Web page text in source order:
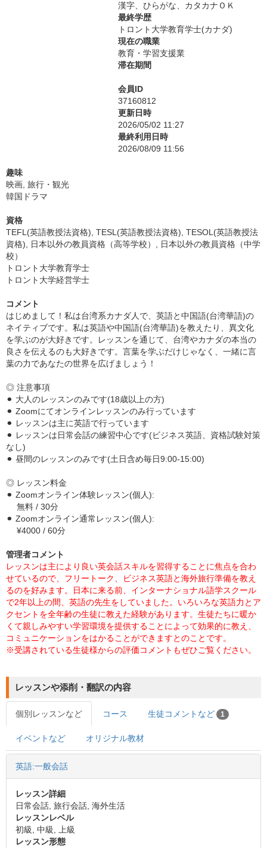
漢字、ひらがな、カタカナＯＫ
最終学歴
トロント大学教育学士(カナダ)
現在の職業
教育・学習支援業
滞在期間
会員ID
37160812
更新日時
2026/05/02 11:27
最終利用日時
2026/08/09 11:56
趣味
映画, 旅行・観光
韓国ドラマ
資格
TEFL(英語教授法資格), TESL(英語教授法資格), TESOL(英語教授法
資格), 日本以外の教員資格（高等学校）, 日本以外の教員資格（中学
校）
トロント大学教育学士
トロント大学経営学士
コメント
はじめまして！私は台湾系カナダ人で、英語と中国語(台湾華語)の
ネイティブです。私は英語や中国語(台湾華語)を教えたり、異文化
を学ぶのが大好きです。レッスンを通じて、台湾やカナダの本当の
良さを伝えるのも大好きです。言葉を学ぶだけじゃなく、一緒に言
葉の力であなたの世界を広げましょう！
◎ 注意事項
⚫︎ 大人のレッスンのみです(18歳以上の方)
⚫︎ Zoomにてオンラインレッスンのみ行っています
⚫︎ レッスンは主に英語で行っています
⚫︎ レッスンは日常会話の練習中心です(ビジネス英語、資格試験対策
なし)
⚫︎ 昼間のレッスンのみです(土日含め毎日9:00-15:00)
◎ レッスン料金
⚫︎ Zoomオンライン体験レッスン(個人):
無料 / 30分
⚫︎ Zoomオンライン通常レッスン(個人):
¥4000 / 60分
管理者コメント
レッスンは主により良い英会話スキルを習得することに焦点を合わ
せているので、フリートーク、ビジネス英語と海外旅行準備を教え
るのを好みます。日本に来る前、インターナショナル語学スクール
で2年以上の間、英語の先生をしていました。いろいろな英語力とア
クセントを全年齢の生徒に教えた経験があります。生徒たちに暖か
くて親しみやすい学習環境を提供することによって効果的に教え、
コミュニケーションをはかることができますとのことです。
※受講されている生徒様からの評価コメントもぜひご覧ください。
レッスンや添削・翻訳の内容
個別レッスンなど コース 生徒コメントなど 1
イベントなど オリジナル教材
英語:一般会話
レッスン詳細
日常会話, 旅行会話, 海外生活
レッスンレベル
初級, 中級, 上級
レッスン形態